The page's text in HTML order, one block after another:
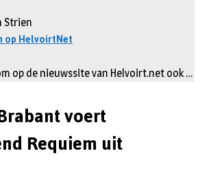
Strien
op HelvoirtNet
op de nieuwssite van Helvoirt.net ook …
voert
Requiem uit